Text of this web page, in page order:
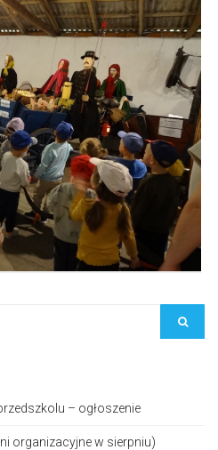
– ogłoszenie
organizacyjne w sierpniu)